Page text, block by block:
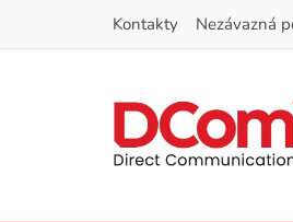
Kontakty Nezávazná